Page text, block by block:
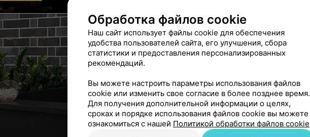
Массаж лица
Обработка файлов cookie
Наш сайт использует файлы cookie для обеспечения
удобства пользователей сайта, его улучшения, сбора
статистики и предоставления персонализированных
рекомендаций.
Вы можете настроить параметры использования файлов
cookie или изменить свое согласие в более позднее время.
Для получения дополнительной информации о целях,
сроках и порядке использования файлов cookie вы можете
ознакомиться с нашей Политикой обработки файлов cookie